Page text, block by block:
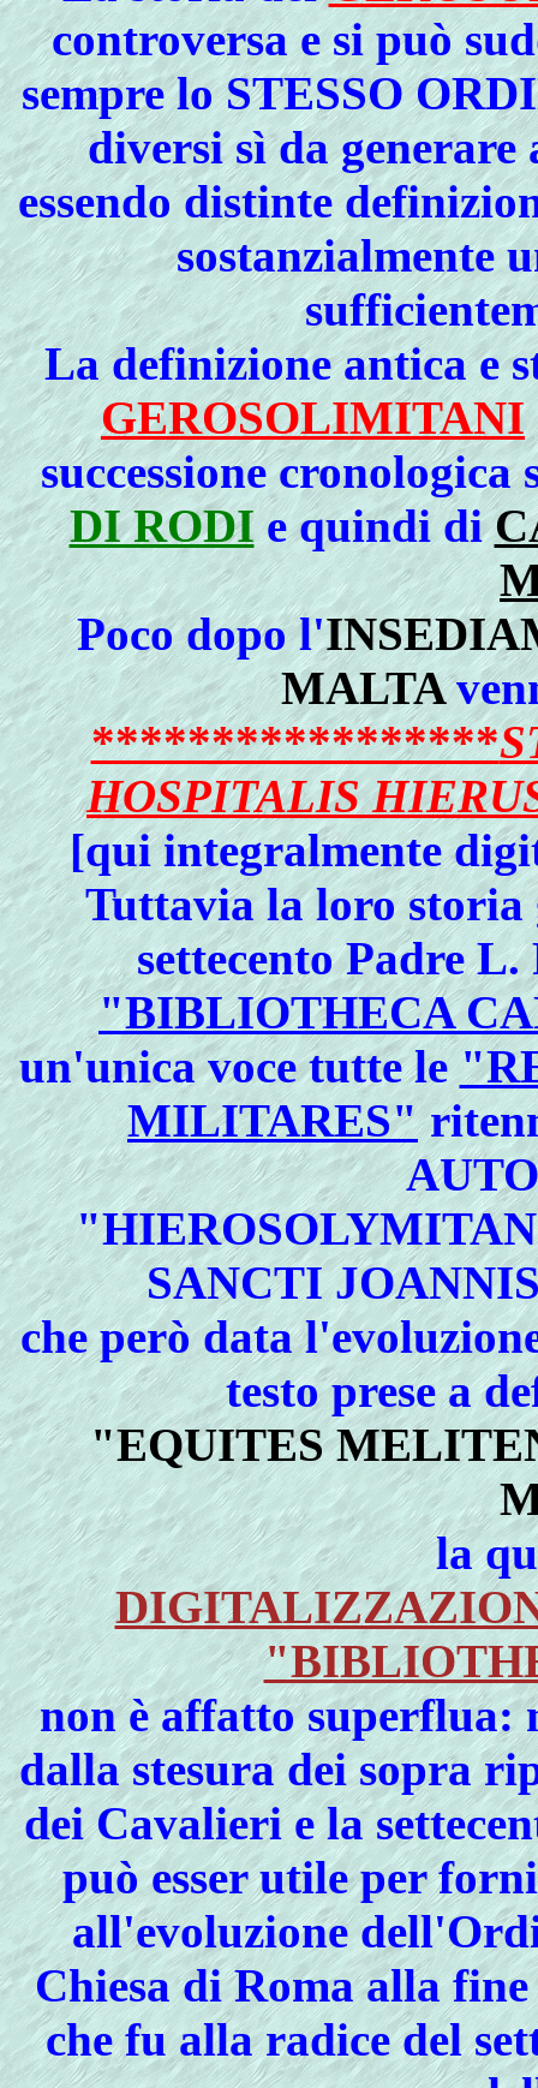
controversa e si può
sempre loSTESSO
diversi sì da generare
essendo distinte
sostanzialmente
La definizione antica e
GEROSOLIMITANI
successione
DI RODIe quindi di
Poco dopo l'
MALTA
*****************
HOSPITALIS
[qui integralmente
Tuttavia la loro storia
settecento Padre
"BIBLIOTHECA
un'unica voce tutte le
MILITARES"
SANCTI
che però data
testo prese a
"EQUITES
la
non è affatto superflua:
dalla stesura dei sopra
dei Cavalierie la
può esser utile per
all'evoluzione
Chiesa di Romaalla
che fu alla radice del